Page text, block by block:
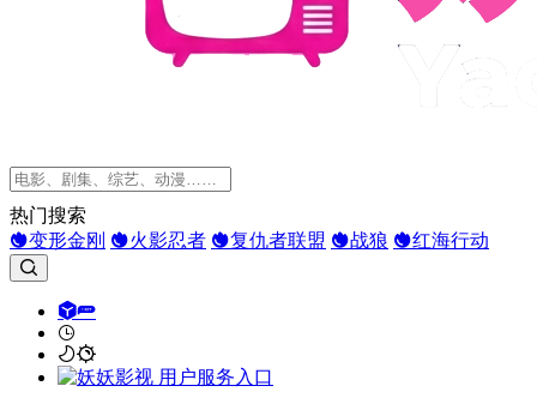
热门搜索
变形金刚
火影忍者 复仇者联盟 战狼 红海行动